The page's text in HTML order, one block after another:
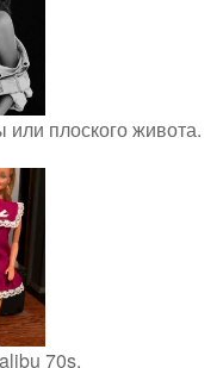
плоского живота.
70s.